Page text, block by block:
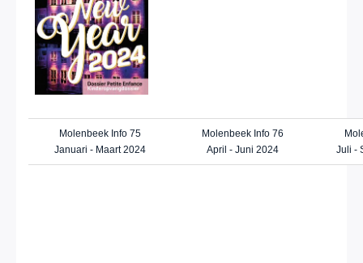
Molenbeek Info 75
Januari - Maart 2024
Molenbeek Info 76
April - Juni 2024
Juli -